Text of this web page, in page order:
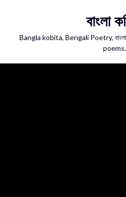
বাংলা
Bangla kobita, Bengali Poetry,
poems.